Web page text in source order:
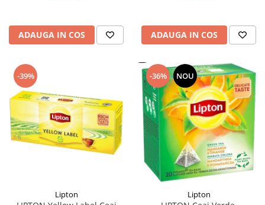
ADAUGA IN COS ADAUGA IN COS
-39%
Lipton
-36% NOU
Lipton